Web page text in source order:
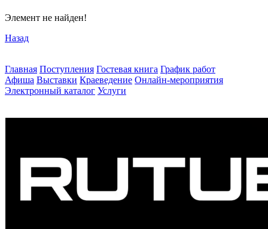
Элемент не найден!
Назад
Главная Поступления Гостевая книга График работ
Афиша Выставки Краеведение Онлайн-мероприятия
Электронный каталог Услуги